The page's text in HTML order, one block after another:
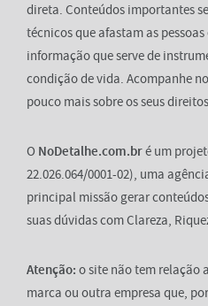
direta. Conteúdos importantes
técnicos que afastam as
informação que serve de
condição de vida. Acompanhe
pouco mais sobre os seus
O NoDetalhe.com.bré um
22.026.064/0001-02), uma
principal missão gerar
suas dúvidas com Clareza,
Atenção: o site não tem relação
marca ou outra empresa que,